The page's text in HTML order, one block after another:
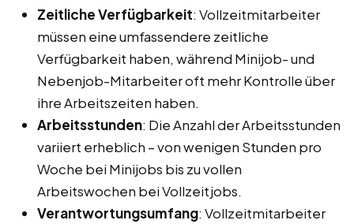
Zeitliche Verfügbarkeit: Vollzeitmitarbeiter
müssen eine umfassendere zeitliche
Verfügbarkeit haben, während Minijob- und
Nebenjob-Mitarbeiter oft mehr Kontrolle über
ihre Arbeitszeiten haben.
Arbeitsstunden: Die Anzahl der Arbeitsstunden
variiert erheblich – von wenigen Stunden pro
Woche bei Minijobs bis zu vollen
Arbeitswochen bei Vollzeitjobs.
Verantwortungsumfang: Vollzeitmitarbeiter